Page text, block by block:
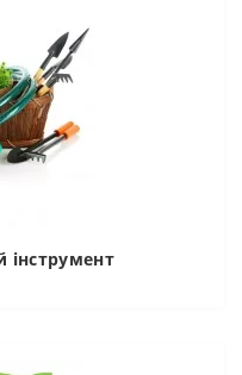
інструмент